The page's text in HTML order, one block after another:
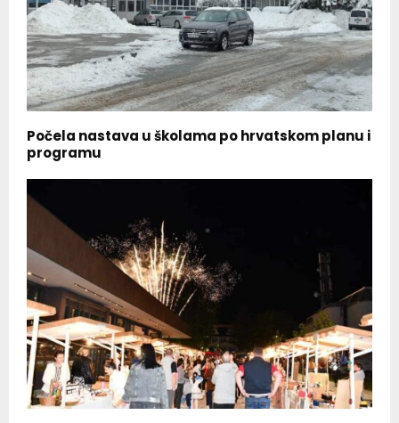
Počela nastava u školama po hrvatskom planu i
programu